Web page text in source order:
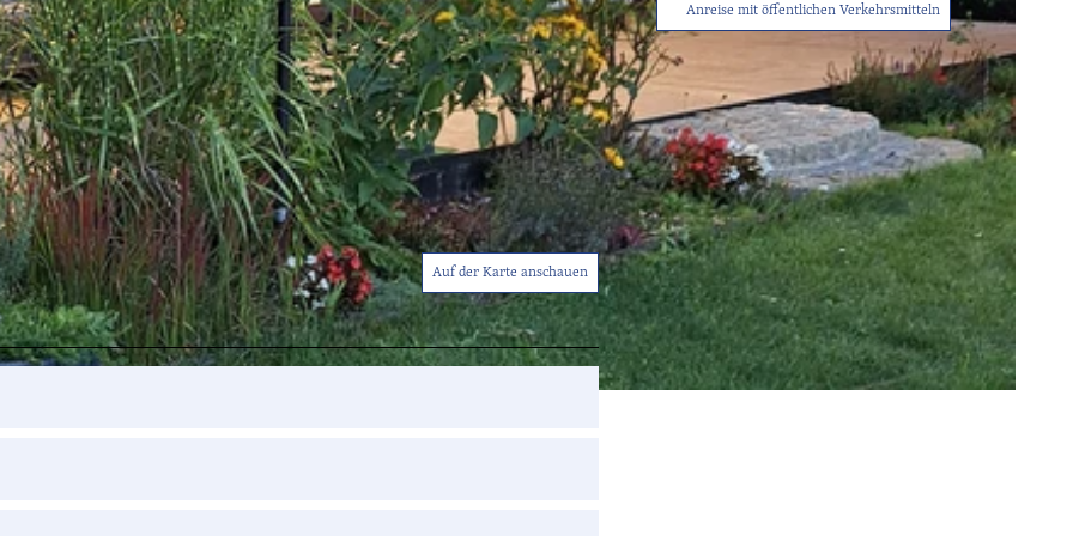
Tourist-
Info
Service Sitemap Wetter Kontakt
Auf der Karte anschauen
Anreise mit öffentlichen Verkehrsmitteln